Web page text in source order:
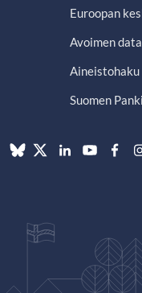
Euroopan
Avoimen
Aineistohaku
Suomen